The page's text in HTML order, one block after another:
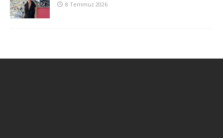
8 Temmuz 2026